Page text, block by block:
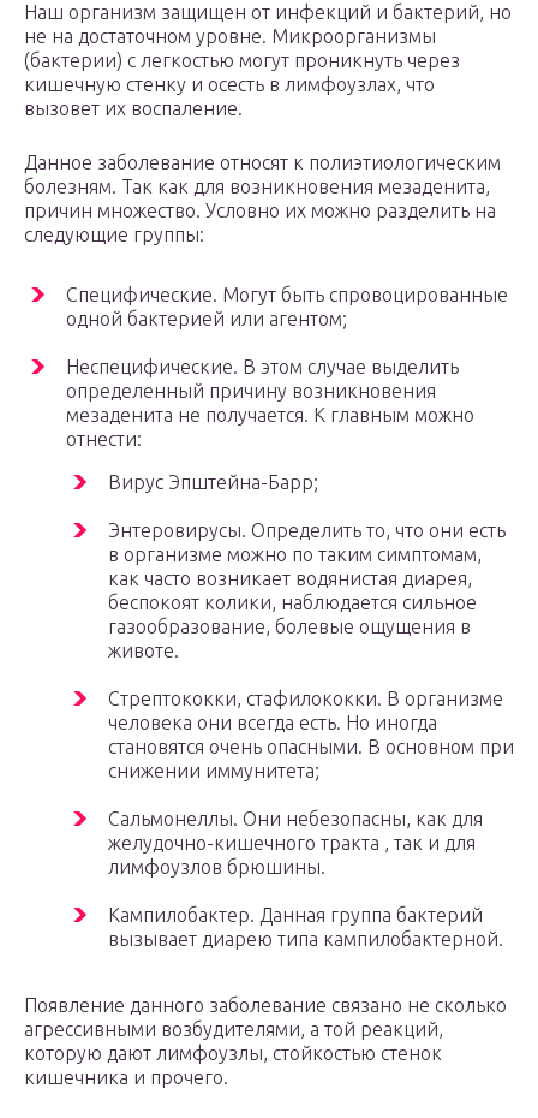
Наш организм защищен от инфекций и бактерий, но
не на достаточном уровне. Микроорганизмы
(бактерии) с легкостью могут проникнуть через
кишечную стенку и осесть в лимфоузлах, что
вызовет их воспаление.
Данное заболевание относят к полиэтиологическим
болезням. Так как для возникновения мезаденита,
причин множество. Условно их можно разделить на
следующие группы:
Специфические. Могут быть спровоцированные
одной бактерией или агентом;
Неспецифические. В этом случае выделить
определенный причину возникновения
мезаденита не получается. К главным можно
отнести:
Вирус Эпштейна-Барр;
Энтеровирусы. Определить то, что они есть
в организме можно по таким симптомам,
как часто возникает водянистая диарея,
беспокоят колики, наблюдается сильное
газообразование, болевые ощущения в
животе.
Стрептококки, стафилококки. В организме
человека они всегда есть. Но иногда
становятся очень опасными. В основном при
снижении иммунитета;
Сальмонеллы. Они небезопасны, как для
желудочно-кишечного тракта , так и для
лимфоузлов брюшины.
Кампилобактер. Данная группа бактерий
вызывает диарею типа кампилобактерной.
Появление данного заболевание связано не сколько
агрессивными возбудителями, а той реакций,
которую дают лимфоузлы, стойкостью стенок
кишечника и прочего.